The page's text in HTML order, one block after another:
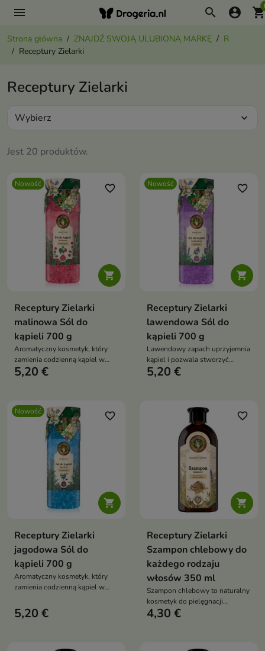
menu search account_circle
Strona główna ZNAJDŹ SWOJĄ ULUBIONĄ MARKĘ
R
Receptury Zielarki
Receptury Zielarki
Jest 20 produktów.
Wybierz expand_more
Nowość

favorite_border
Receptury Zielarki
malinowa Sól do
kąpieli 700 g
Aromatyczny kosmetyk, który
zamienia codzienną kąpiel w
chwilę relaksu i odprężenia.
5,20 €
Nowość

favorite_border
Receptury Zielarki
lawendowa Sól do
kąpieli 700 g
Lawendowy zapach uprzyjemnia
kąpiel i pozwala stworzyć
domowe SPA.
5,20 €
Nowość

favorite_border
Receptury Zielarki
jagodowa Sól do
kąpieli 700 g
Aromatyczny kosmetyk, który
zamienia codzienną kąpiel w
5,20 €

favorite_border
Receptury Zielarki
Szampon chlebowy do
każdego rodzaju
włosów 350 ml
Szampon chlebowy to naturalny
kosmetyk do pielęgnacji
włosów, który delikatnie
4,30 €